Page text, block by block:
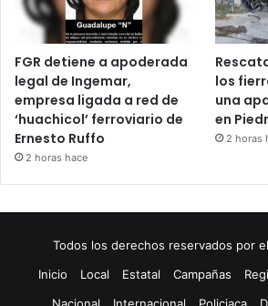
FGR detiene a apoderada
legal de Ingemar,
empresa ligada a red de
‘huachicol’ ferroviario de
Ernesto Ruffo
2 horas hace
los
una
en
2 horas
Todos los derechos reservados por
Inicio
Local Estatal Campañas